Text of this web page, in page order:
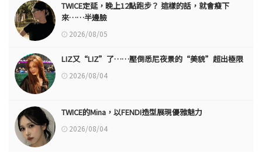
TWICE定延，晚上12點跑步？ 這樣的話，就會瘦下
來……半邊臉
2026/08/05
LIZ又“LIZ”了……壓倒悉尼夜景的“美貌”超出極限
2026/08/04
TWICE的Mina，以FENDI造型展現優雅魅力
2026/08/04